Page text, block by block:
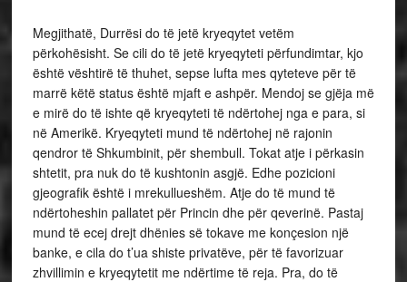
Megjithatë, Durrësi do të jetë kryeqytet vetëm
përkohësisht. Se cili do të jetë kryeqyteti përfundimtar, kjo
është vështirë të thuhet, sepse lufta mes qyteteve për të
marrë këtë status është mjaft e ashpër. Mendoj se gjëja më
e mirë do të ishte që kryeqyteti të ndërtohej nga e para, si
në Amerikë. Kryeqyteti mund të ndërtohej në rajonin
qendror të Shkumbinit, për shembull. Tokat atje i përkasin
shtetit, pra nuk do të kushtonin asgjë. Edhe pozicioni
gjeografik është i mrekullueshëm. Atje do të mund të
ndërtoheshin pallatet për Princin dhe për qeverinë. Pastaj
mund të ecej drejt dhënies së tokave me konçesion një
banke, e cila do t’ua shiste privatëve, për të favorizuar
zhvillimin e kryeqytetit me ndërtime të reja. Pra, do të